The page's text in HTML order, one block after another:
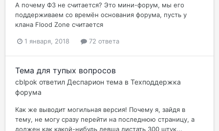
А почему ФЗ не считается? Это мини-форум, мы его
поддерживаем со времён основания форума, пусть у
клана Flood Zone считается
1 января, 2018 72 ответа
Тема для тупых вопросов
cblpok ответил Деспарион тема в Техподдержка
форума
Как же выводит могильная версия! Почему я, зайдя в
тему, не могу сразу перейти на последнюю страницу, а
должен как какой-нибудь левша листать 300 штук...